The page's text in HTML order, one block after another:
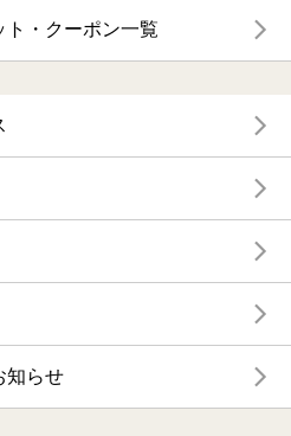
・クーポン一覧
知らせ